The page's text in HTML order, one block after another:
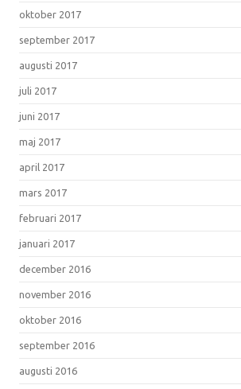
oktober 2017
september 2017
augusti 2017
juli 2017
juni 2017
maj 2017
april 2017
mars 2017
februari 2017
januari 2017
december 2016
november 2016
oktober 2016
september 2016
augusti 2016